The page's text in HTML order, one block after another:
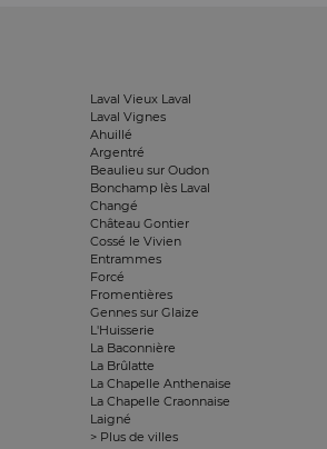
Laval Vieux Laval
Laval Vignes
Ahuillé
Argentré
Beaulieu sur Oudon
Bonchamp lès Laval
Changé
Château Gontier
Cossé le Vivien
Entrammes
Forcé
Fromentières
Gennes sur Glaize
L'Huisserie
La Baconnière
La Brûlatte
La Chapelle Anthenaise
La Chapelle Craonnaise
Laigné
> Plus de villes